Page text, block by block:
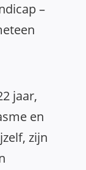
–
jaar,
en
zijn